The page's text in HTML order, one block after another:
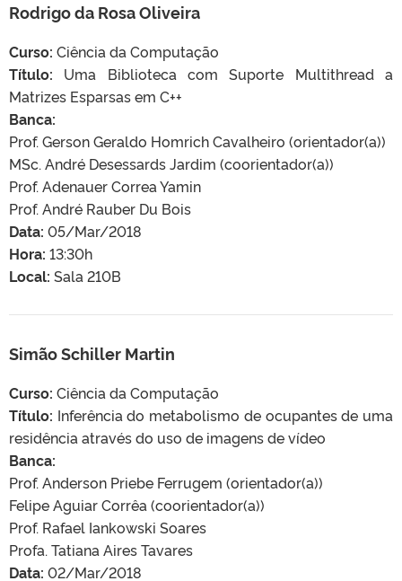
Rodrigo da Rosa Oliveira
Curso: Ciência da Computação
Título: Uma Biblioteca com Suporte Multithread a
Matrizes Esparsas em C++
Banca:
Prof. Gerson Geraldo Homrich Cavalheiro (orientador(a))
MSc. André Desessards Jardim (coorientador(a))
Prof. Adenauer Correa Yamin
Prof. André Rauber Du Bois
Data: 05/Mar/2018
Hora: 13:30h
Local: Sala 210B
Simão Schiller Martin
Curso: Ciência da Computação
Título: Inferência do metabolismo de ocupantes de uma
residência através do uso de imagens de vídeo
Banca:
Prof. Anderson Priebe Ferrugem (orientador(a))
Felipe Aguiar Corrêa (coorientador(a))
Prof. Rafael Iankowski Soares
Profa. Tatiana Aires Tavares
Data: 02/Mar/2018